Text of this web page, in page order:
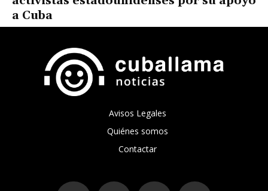
a Cuba
Avisos Legales
Quiénes somos
Contactar